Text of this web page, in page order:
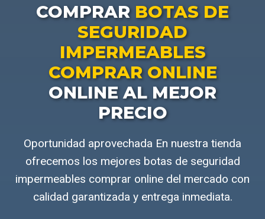
COMPRAR BOTAS DE
SEGURIDAD
IMPERMEABLES
COMPRAR ONLINE
ONLINE AL MEJOR
PRECIO
Oportunidad aprovechada En nuestra tienda
ofrecemos los mejores botas de seguridad
impermeables comprar online del mercado con
calidad garantizada y entrega inmediata.